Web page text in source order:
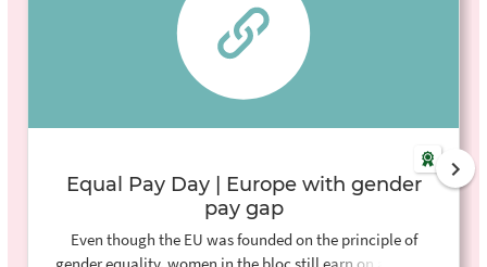
Equal Pay Day | Europe with gender
pay gap
Even though the EU was founded on the principle of